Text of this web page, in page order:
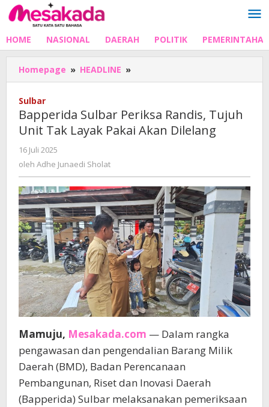
Lewati
ke
HOME NASIONAL DAERAH POLITIK
Homepage » HEADLINE »
Sulbar
Tujuh
Unit
Dilelang
Sulbar
Bapperida Sulbar Periksa Randis, Tujuh
Unit Tak Layak Pakai Akan Dilelang
16 Juli 2025
Adhe
oleh Adhe Junaedi Sholat
Mamuju, Mesakada.com — Dalam rangka
pengawasan dan pengendalian Barang Milik
Daerah (BMD), Badan Perencanaan
Pembangunan, Riset dan Inovasi Daerah
(Bapperida) Sulbar melaksanakan pemeriksaan